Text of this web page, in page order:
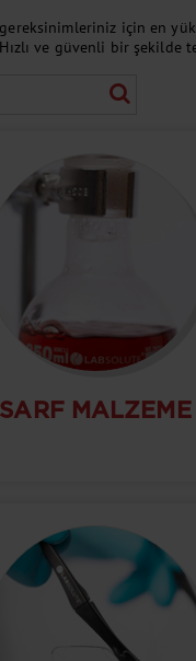
için en
ve güvenli bir şekilde
SARF MALZEME